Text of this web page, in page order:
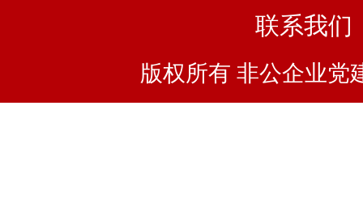
联系我们
版权所有 非公企业党